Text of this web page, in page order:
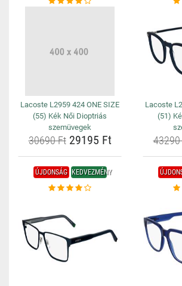
Lacoste L2959 424 ONE SIZE
(55) Kék Női Dioptriás
szemüvegek
30690 Ft29195 Ft
Lacoste
(51)
43290
ÚJDONSÁG KEDVEZMÉNY